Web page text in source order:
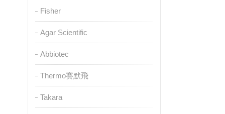
Fisher
Agar Scientific
Abbiotec
Thermo賽默飛
Takara